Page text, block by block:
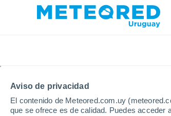
Aviso de privacidad
El contenido de Meteored.com.uy
que se ofrece es de calidad. Puedes acceder